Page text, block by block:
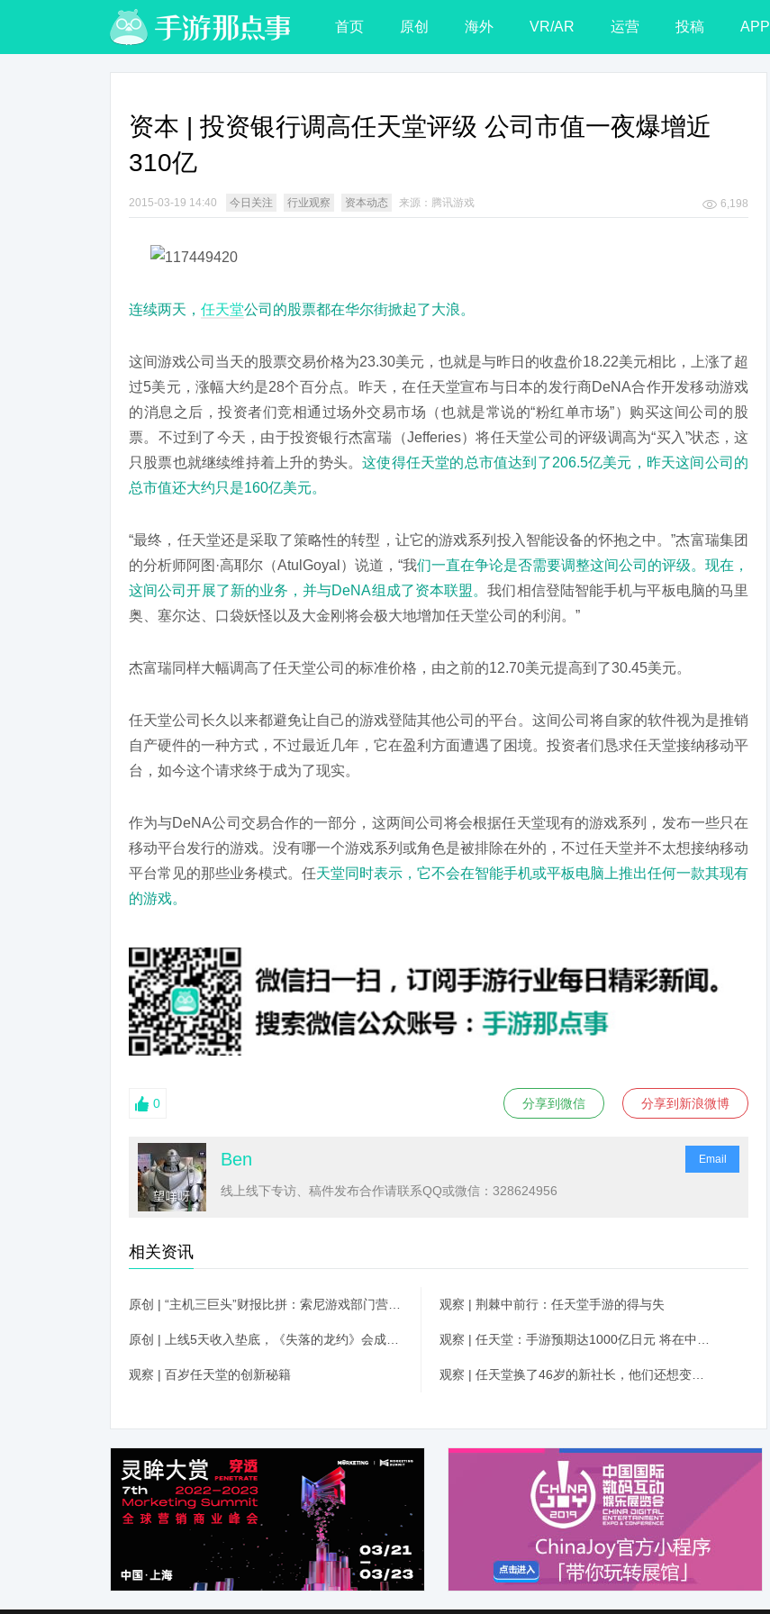
首页 原创 海外 VR/AR 运营 投稿 APP
资本 | 投资银行调高任天堂评级 公司市值一夜爆增近
310亿
2015-03-19 14:40 今日关注 行业观察 资本动态 来源：腾讯游戏 6,198
连续两天， 任天堂公司的股票都在华尔街掀起了大浪。
这间游戏公司当天的股票交易价格为23.30美元，也就是与昨日的收盘价18.22美元相比，上涨了超
过5美元，涨幅大约是28个百分点。昨天，在任天堂宣布与日本的发行商DeNA合作开发移动游戏
的消息之后，投资者们竞相通过场外交易市场（也就是常说的“粉红单市场”）购买这间公司的股
票。不过到了今天，由于投资银行杰富瑞（Jefferies）将任天堂公司的评级调高为“买入”状态，这
只股票也就继续维持着上升的势头。这使得任天堂的总市值达到了206.5亿美元，昨天这间公司的
总市值还大约只是160亿美元。
“最终，任天堂还是采取了策略性的转型，让它的游戏系列投入智能设备的怀抱之中。”杰富瑞集团
的分析师阿图·高耶尔（AtulGoyal）说道，“我们一直在争论是否需要调整这间公司的评级。现在，
这间公司开展了新的业务，并与DeNA组成了资本联盟。我们相信登陆智能手机与平板电脑的马里
奥、塞尔达、口袋妖怪以及大金刚将会极大地增加任天堂公司的利润。”
杰富瑞同样大幅调高了任天堂公司的标准价格，由之前的12.70美元提高到了30.45美元。
任天堂公司长久以来都避免让自己的游戏登陆其他公司的平台。这间公司将自家的软件视为是推销
自产硬件的一种方式，不过最近几年，它在盈利方面遭遇了困境。投资者们恳求任天堂接纳移动平
台，如今这个请求终于成为了现实。
作为与DeNA公司交易合作的一部分，这两间公司将会根据任天堂现有的游戏系列，发布一些只在
移动平台发行的游戏。没有哪一个游戏系列或角色是被排除在外的，不过任天堂并不太想接纳移动
平台常见的那些业务模式。任天堂同时表示，它不会在智能手机或平板电脑上推出任何一款其现有
的游戏。
0 分享到新浪微博
分享到微信
Ben
线上线下专访、稿件发布合作请联系QQ或微信：328624956
Email
相关资讯
观察 | 荆棘中前行：任天堂手游的得与失
观察 | 百岁任天堂的创新秘籍